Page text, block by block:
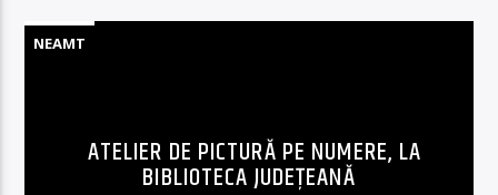
NEAMT
ATELIER DE PICTURĂ PE NUMERE, LA
BIBLIOTECA JUDEȚEANĂ